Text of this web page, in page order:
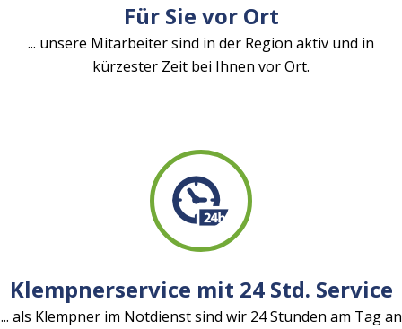
Für Sie vor Ort
... unsere Mitarbeiter sind in der Region aktiv und in
kürzester Zeit bei Ihnen vor Ort.
Klempnerservice mit 24 Std. Service
... als Klempner im Notdienst sind wir 24 Stunden am Tag an